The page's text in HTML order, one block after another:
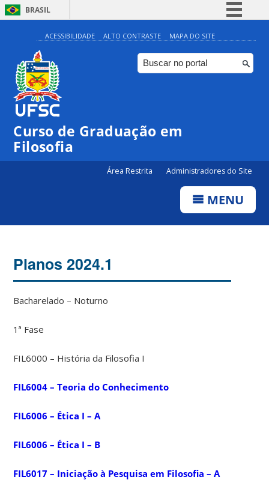
BRASIL
Simplifique!
Comunica BR
Participe
Canais
ACESSIBILIDADE ALTO CONTRASTE MAPA DO SITE
Curso de Graduação em
Filosofia
Área Restrita Administradores do Site
MENU
Planos 2024.1
Bacharelado – Noturno
1ª Fase
FIL6000 – História da Filosofia I
FIL6004 – Teoria do Conhecimento
FIL6006 – Ética I – A
FIL6006 – Ética I – B
FIL6017 – Iniciação à Pesquisa em Filosofia – A